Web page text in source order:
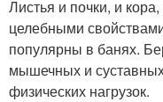
Листья и почки, и
целебными
популярны в банях.
мышечных и
физических нагрузок.